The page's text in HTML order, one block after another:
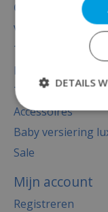
Categorieën
Versiering
Totaal thema feest
Decoratie
Thema's
Accessoires
Baby versiering
Sale
Mijn account
Registreren
DETAILS